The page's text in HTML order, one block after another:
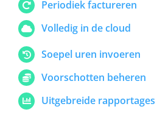
Periodiek factureren
Volledig in de cloud
Soepel uren invoeren
Voorschotten beheren
Uitgebreide rapportages